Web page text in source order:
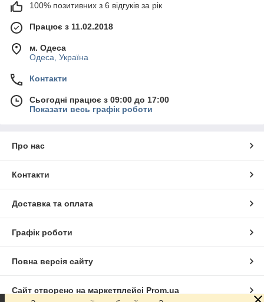
100% позитивних з 6 відгуків за рік
Працює з 11.02.2018
м. Одеса
Одеса, Україна
Контакти
Сьогодні працює з 09:00 до 17:00
Показати весь графік роботи
Про нас
Контакти
Доставка та оплата
Графік роботи
Повна версія сайту
Сайт створено на маркетплейсі Prom.ua